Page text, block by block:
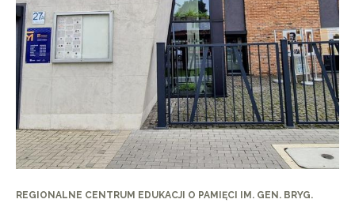
REGIONALNE CENTRUM EDUKACJI O PAMIĘCI IM. GEN. BRYG.